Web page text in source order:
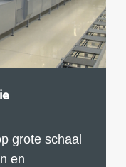
grote schaal
en